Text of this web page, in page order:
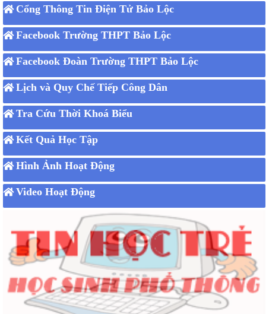
Cổng Thông Tin Điện Tử Bảo Lộc
Facebook Trường THPT Bảo Lộc
Facebook Đoàn Trường THPT Bảo Lộc
Lịch và Quy Chế Tiếp Công Dân
Tra Cứu Thời Khoá Biểu
Kết Quả Học Tập
Hình Ảnh Hoạt Động
Video Hoạt Động